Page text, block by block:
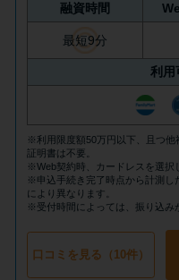
みず
合わ
せ方
融資時間
最短9分
利用
※利用限度額50万円以下、且つ他
証明書は不要。
※Web契約時、カードレスを選択
※申込手続き完了時点から計測し
により異なります。
※受付時間によっては、振り込み
口コミを見る（10件）